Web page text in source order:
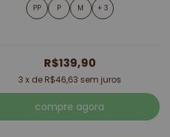
PP P M + 3
R$139,90
3 x de R$46,63 sem juros
compre agora